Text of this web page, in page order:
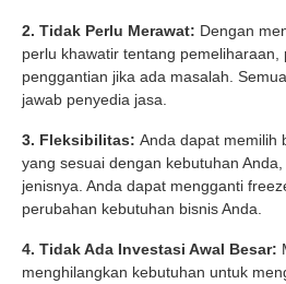
2. Tidak Perlu Merawat: Dengan
perlu khawatir tentang pemeliharaan,
penggantian jika ada masalah.
jawab penyedia jasa.
3. Fleksibilitas: Anda dapat memilih
yang sesuai dengan kebutuhan
jenisnya. Anda dapat mengganti
perubahan kebutuhan bisnis Anda.
4. Tidak Ada Investasi Awal Besar:
menghilangkan kebutuhan untuk